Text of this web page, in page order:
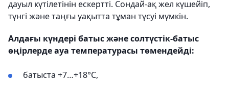
дауыл күтілетінін ескертті. Сондай-ақ жел күшейіп,
түнгі және таңғы уақытта тұман түсуі мүмкін.
Алдағы күндері батыс және солтүстік-батыс
өңірлерде ауа температурасы төмендейді:
батыста +7…+18°С,